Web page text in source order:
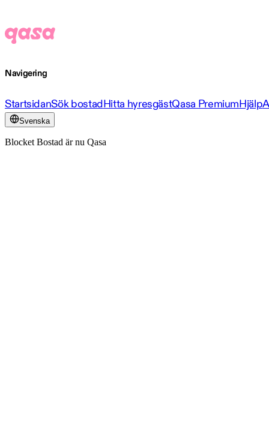
Navigering
StartsidanSök bostadHitta hyresgästQasa PremiumHjälp
Svenska
Blocket Bostad är nu Qasa